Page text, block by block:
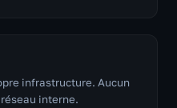
infrastructure. Aucun
interne.